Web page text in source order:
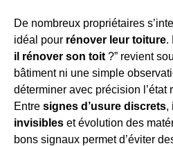
De nombreux propriétaires
idéal pour rénover leur toiture.
il rénover son toit ?” revient
bâtiment ni une simple
déterminer avec précision l’état
Entre signes d’usure discrets,
invisibles et évolution des
bons signaux permet d’éviter